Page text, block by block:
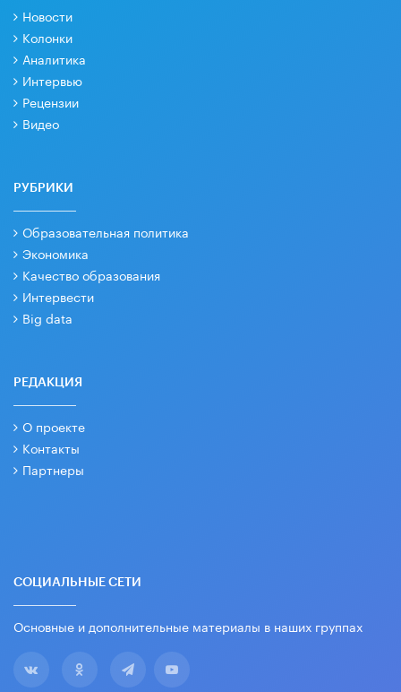
Новости
Колонки
Аналитика
Интервью
Рецензии
Видео
РУБРИКИ
Образовательная политика
Экономика
Качество образования
Интервести
Big data
РЕДАКЦИЯ
О проекте
Контакты
Партнеры
СОЦИАЛЬНЫЕ СЕТИ
Основные и дополнительные материалы в наших группах